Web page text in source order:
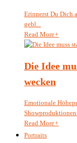
Erinnerst Du Dich
gebl...
Read More+
Die Idee
wecken
Emotionale
Showproduktionen
Read More+
Portraits